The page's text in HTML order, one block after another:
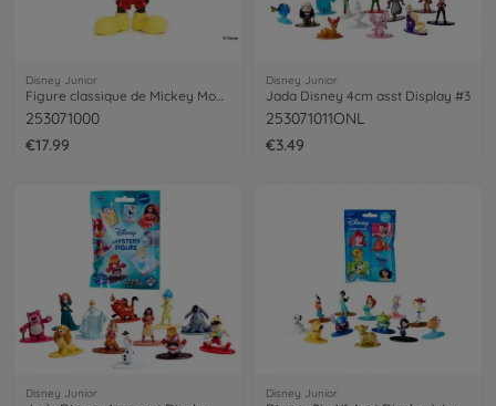
Disney Junior
Figure classique de Mickey Mouse 4
253071000
€17.99
Disney Junior
Jada Disney 4cm asst Display #3
253071011ONL
€3.49
Disney Junior Disney Junior